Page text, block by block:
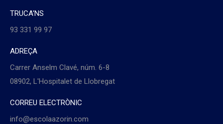
TRUCA'NS
93 331 99 97
ADREÇA
Carrer Anselm Clavé, núm. 6-8
08902, L'Hospitalet de Llobregat
CORREU ELECTRÒNIC
info@escolaazorin.com